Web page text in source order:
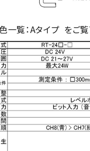
覧：Aタイプ をご覧